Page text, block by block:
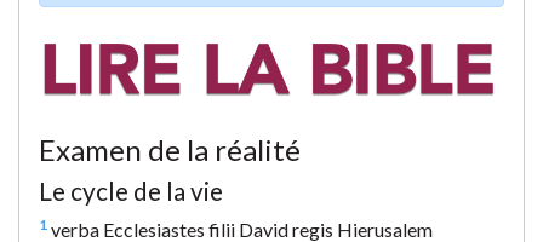
Examen de la réalité
Le cycle de la vie
1 verba Ecclesiastes filii David regis Hierusalem